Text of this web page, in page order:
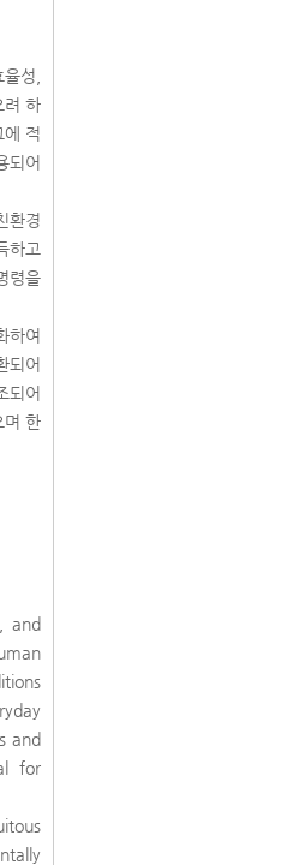
성,
려 하
에 적
되어
환경
하고
령을
하여
되어
되어
며 한
and
and
for